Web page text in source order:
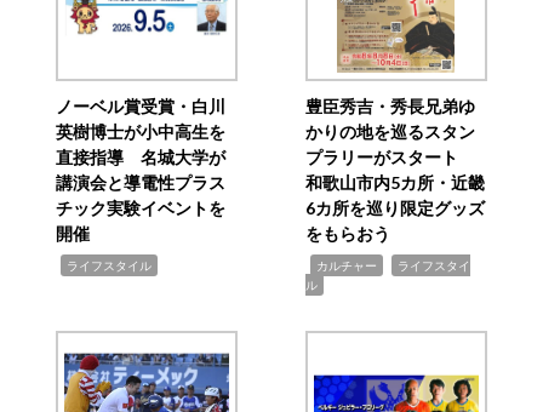
ノーベル賞受賞・白川
英樹博士が小中高生を
直接指導 名城大学が
講演会と導電性プラス
チック実験イベントを
開催
ライフスタイル
豊臣秀吉・秀長兄弟ゆ
かりの地を巡るスタン
プラリーがスタート
和歌山市内5カ所・近畿
6カ所を巡り限定グッズ
をもらおう
カルチャー
ライフスタイ
ル